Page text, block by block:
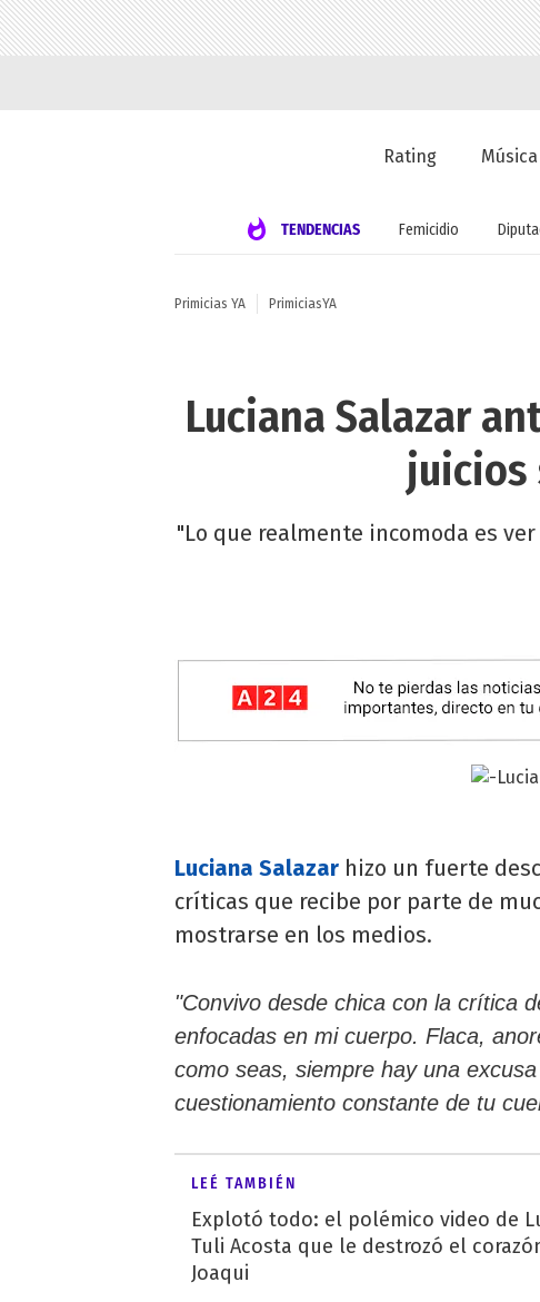
Rating Música
TENDENCIAS Femicidio
Primicias YA PrimiciasYA
Luciana Salazar
juicios
"Lo que realmente incomoda es
Luciana Salazar hizo un fuerte
críticas que recibe por parte de
mostrarse en los medios.
"Convivo desde chica con la crítica
enfocadas en mi cuerpo. Flaca,
como seas, siempre hay una
cuestionamiento constante de tu
LEÉ TAMBIÉN
Explotó todo: el polémico video de
Tuli Acosta que le destrozó el
Joaqui